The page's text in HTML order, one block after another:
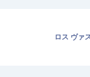
ロス ヴァ